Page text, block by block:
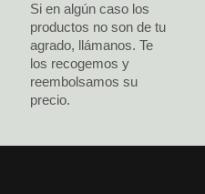
Si en algún caso los
productos no son de tu
agrado, llámanos. Te
los recogemos y
reembolsamos su
precio.